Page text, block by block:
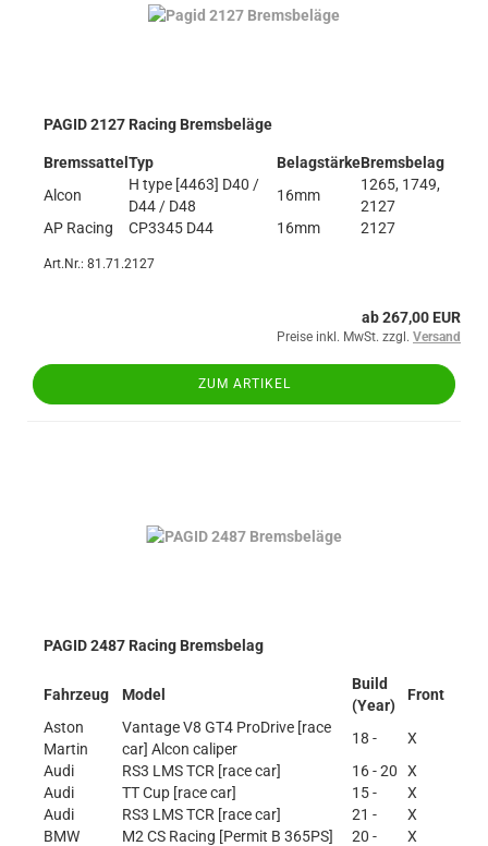
PAGID 2127 Racing Bremsbeläge
Bremssattel Typ BelagstärkeBremsbelag
Alcon
H type [4463] D40 /
D44 / D48
16mm
1265, 1749,
2127
AP Racing
CP3345 D44 16mm 2127
Art.Nr.: 81.71.2127
ab 267,00 EUR
Preise inkl. MwSt. zzgl. Versand
ZUM ARTIKEL
PAGID 2487 Racing Bremsbelag
Fahrzeug Model
Build
(Year)
Front
Aston
Martin
Vantage V8 GT4 ProDrive [race
car] Alcon caliper
18 -
X
Audi
RS3 LMS TCR [race car] 16 - 20
X
Audi
TT Cup [race car] 15 -
X
Audi
RS3 LMS TCR [race car] 21 -
X
BMW
M2 CS Racing [Permit B 365PS] 20 -
X